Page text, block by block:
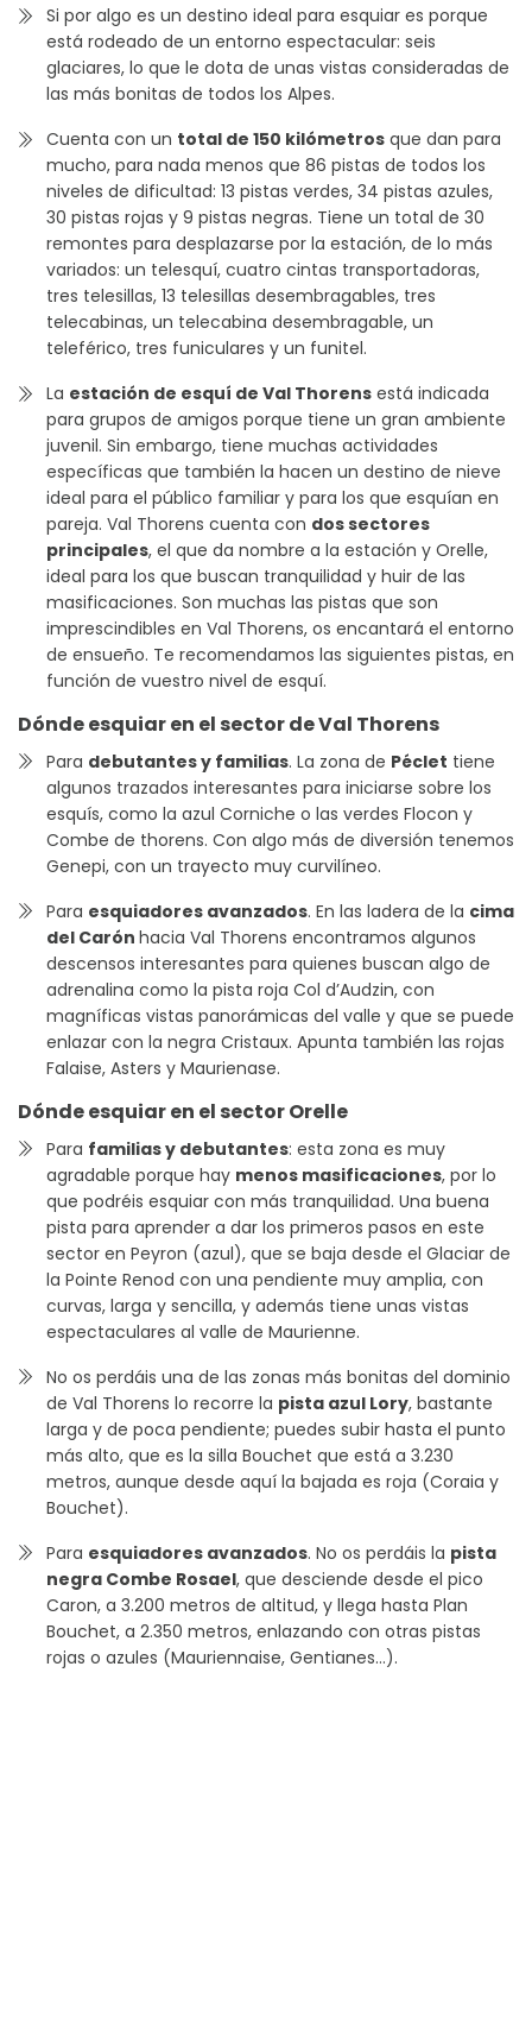
Si por algo es un destino ideal para esquiar es porque
está rodeado de un entorno espectacular: seis
glaciares, lo que le dota de unas vistas consideradas de
las más bonitas de todos los Alpes.
Cuenta con un total de 150 kilómetros que dan para
mucho, para nada menos que 86 pistas de todos los
niveles de dificultad: 13 pistas verdes, 34 pistas azules,
30 pistas rojas y 9 pistas negras. Tiene un total de 30
remontes para desplazarse por la estación, de lo más
variados: un telesquí, cuatro cintas transportadoras,
tres telesillas, 13 telesillas desembragables, tres
telecabinas, un telecabina desembragable, un
teleférico, tres funiculares y un funitel.
La estación de esquí de Val Thorens está indicada
para grupos de amigos porque tiene un gran ambiente
juvenil. Sin embargo, tiene muchas actividades
específicas que también la hacen un destino de nieve
ideal para el público familiar y para los que esquían en
pareja. Val Thorens cuenta con dos sectores
principales, el que da nombre a la estación y Orelle,
ideal para los que buscan tranquilidad y huir de las
masificaciones. Son muchas las pistas que son
imprescindibles en Val Thorens, os encantará el entorno
de ensueño. Te recomendamos las siguientes pistas, en
función de vuestro nivel de esquí.
Dónde esquiar en el sector de Val Thorens
Para debutantes y familias. La zona de Péclet tiene
algunos trazados interesantes para iniciarse sobre los
esquís, como la azul Corniche o las verdes Flocon y
Combe de thorens. Con algo más de diversión tenemos
Genepi, con un trayecto muy curvilíneo.
Para esquiadores avanzados. En las ladera de la cima
del Carón hacia Val Thorens encontramos algunos
descensos interesantes para quienes buscan algo de
adrenalina como la pista roja Col d’Audzin, con
magníficas vistas panorámicas del valle y que se puede
enlazar con la negra Cristaux. Apunta también las rojas
Falaise, Asters y Maurienase.
Dónde esquiar en el sector Orelle
Para familias y debutantes: esta zona es muy
agradable porque hay menos masificaciones, por lo
que podréis esquiar con más tranquilidad. Una buena
pista para aprender a dar los primeros pasos en este
sector en Peyron (azul), que se baja desde el Glaciar de
la Pointe Renod con una pendiente muy amplia, con
curvas, larga y sencilla, y además tiene unas vistas
espectaculares al valle de Maurienne.
No os perdáis una de las zonas más bonitas del dominio
de Val Thorens lo recorre la pista azul Lory, bastante
larga y de poca pendiente; puedes subir hasta el punto
más alto, que es la silla Bouchet que está a 3.230
metros, aunque desde aquí la bajada es roja (Coraia y
Bouchet).
Para esquiadores avanzados. No os perdáis la pista
negra Combe Rosael, que desciende desde el pico
Caron, a 3.200 metros de altitud, y llega hasta Plan
Bouchet, a 2.350 metros, enlazando con otras pistas
rojas o azules (Mauriennaise, Gentianes…).